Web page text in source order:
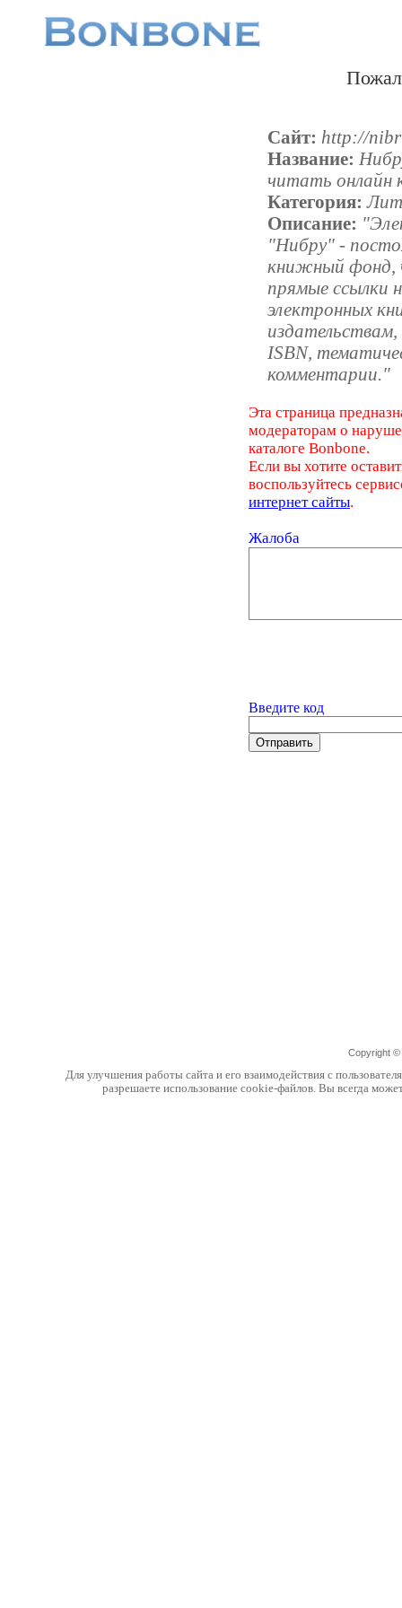
Сайт: http://
Название:
читать онлайн
Категория:
Описание:
"Нибру" -
книжный фонд,
прямые ссылки
электронных
ISBN,
комментарии."
Эта страница
модераторам о
каталоге Bonbone.
Если вы хотите
воспользуйтесь
интернет сайты.
Жалоба
Введите код
Copyright ©
Для улучшения работы сайта и его взаимодействия с
разрешаете использование cookie-файлов. Вы всегда